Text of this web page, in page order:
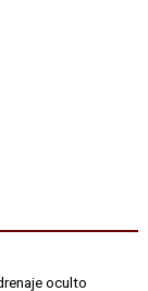
oculto